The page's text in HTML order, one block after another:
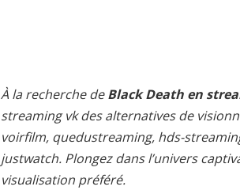
À la recherche deBlack Death en
streaming vk des alternatives de
voirfilm, quedustreaming, hds-
justwatch. Plongez dans l’univers
visualisation préféré.